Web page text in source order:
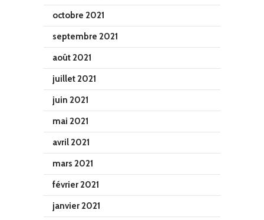
octobre 2021
septembre 2021
août 2021
juillet 2021
juin 2021
mai 2021
avril 2021
mars 2021
février 2021
janvier 2021